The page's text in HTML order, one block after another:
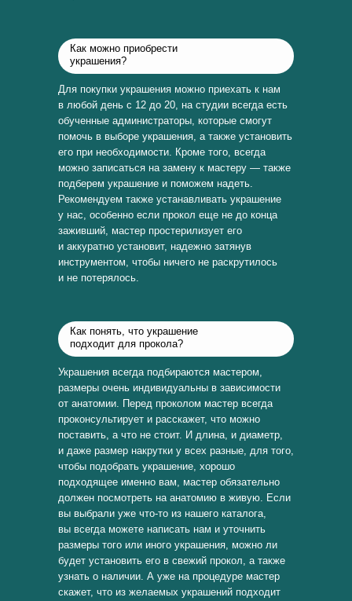
Как можно приобрести
украшения?
Для покупки украшения можно приехать к нам
в любой день с 12 до 20, на студии всегда есть
обученные администраторы, которые смогут
помочь в выборе украшения, а также установить
его при необходимости. Кроме того, всегда
можно записаться на замену к мастеру — также
подберем украшение и поможем надеть.
Рекомендуем также устанавливать украшение
у нас, особенно если прокол еще не до конца
заживший, мастер простерилизует его
и аккуратно установит, надежно затянув
инструментом, чтобы ничего не раскрутилось
и не потерялось.
Как понять, что украшение
подходит для прокола?
Украшения всегда подбираются мастером,
размеры очень индивидуальны в зависимости
от анатомии. Перед проколом мастер всегда
проконсультирует и расскажет, что можно
поставить, а что не стоит. И длина, и диаметр,
и даже размер накрутки у всех разные, для того,
чтобы подобрать украшение, хорошо
подходящее именно вам, мастер обязательно
должен посмотреть на анатомию в живую. Если
вы выбрали уже что-то из нашего каталога,
вы всегда можете написать нам и уточнить
размеры того или иного украшения, можно ли
будет установить его в свежий прокол, а также
узнать о наличии. А уже на процедуре мастер
скажет, что из желаемых украшений подходит